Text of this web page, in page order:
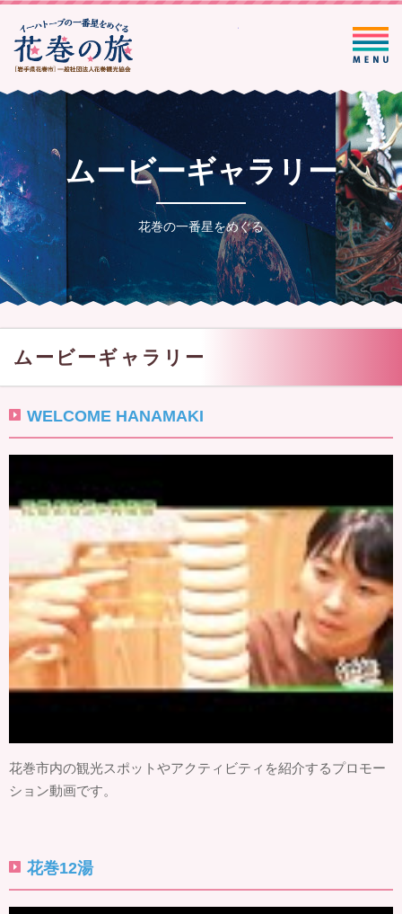
一般社団法人花巻観光協
ムービーギャラリー
花巻の一番星をめぐる
ムービーギャラリー
WELCOME HANAMAKI
花巻市内の観光スポットやアクティビティを紹介するプロモー
ション動画です。
花巻12湯